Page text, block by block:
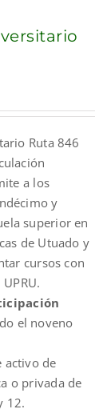
Ruta 846
a los
y
superior en
de Utuado y
cursos con
el noveno
activo de
o privada de
12.